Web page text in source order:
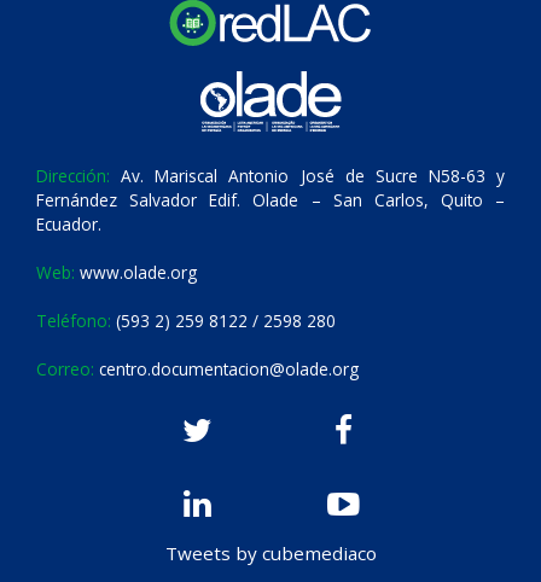
Dirección: Av. Mariscal Antonio José de Sucre N58-63 y
Fernández Salvador Edif. Olade – San Carlos, Quito –
Ecuador.
Web: www.olade.org
Teléfono: (593 2) 259 8122 / 2598 280
Correo: centro.documentacion@olade.org
Tweets by cubemediaco